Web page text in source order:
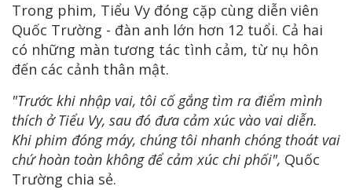
Trong phim, Tiểu Vy đóng cặp cùng diễn viên
Quốc Trường - đàn anh lớn hơn 12 tuổi. Cả hai
có những màn tương tác tình cảm, từ nụ hôn
đến các cảnh thân mật.
"Trước khi nhập vai, tôi cố gắng tìm ra điểm mình
thích ở Tiểu Vy, sau đó đưa cảm xúc vào vai diễn.
Khi phim đóng máy, chúng tôi nhanh chóng thoát vai
chứ hoàn toàn không để cảm xúc chi phối", Quốc
Trường chia sẻ.